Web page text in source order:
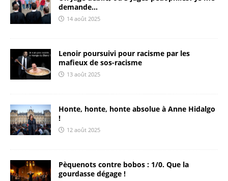
demande…
14 août 2025
Lenoir poursuivi pour racisme par les
mafieux de sos-racisme
13 août 2025
Honte, honte, honte absolue à Anne Hidalgo
!
12 août 2025
Pèquenots contre bobos : 1/0. Que la
gourdasse dégage !